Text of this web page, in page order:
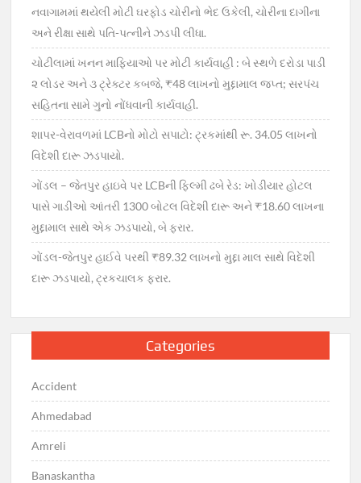
નવાગામમાં થયેલી મોટી ઘરફોડ ચોરીનો ભેદ ઉકેલી, ચોરીના દાગીના
અને રીક્ષા સાથે પતિ-પત્નીને ઝડપી લીધા.
ચોટીલામાં ખનન માફિયાઓ પર મોટી કાર્યવાહી : બે સ્થળે દરોડા પાડી
૨ લોડર અને ૩ ટ્રેક્ટર કબજે, ₹48 લાખનો મુદ્દામાલ જપ્ત; સરપંચ
સહિતના સામે ગુનો નોંધવાની કાર્યવાહી.
શાપર-વેરાવળમાં LCBનો મોટો સપાટો: ટ્રકમાંથી રૂ. 34.05 લાખનો
વિદેશી દારૂ ઝડપાયો.
ગોંડલ – જેતપુર હાઇવે પર LCBની ફિલ્મી ઢબે રેડ: ખોડીયાર હોટલ
પાસે ગાડીઓ આંતરી 1300 બોટલ વિદેશી દારૂ અને ₹18.60 લાખના
મુદ્દામાલ સાથે એક ઝડપાયો, બે ફરાર.
ગોંડલ-જેતપુર હાઈવે પરથી ₹89.32 લાખનો મુદ્દા માલ સાથે વિદેશી
દારૂ ઝડપાયો, ટ્રકચાલક ફરાર.
Categories
Accident
Ahmedabad
Amreli
Banaskantha